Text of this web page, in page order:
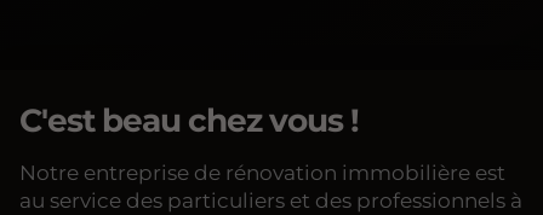
C'est beau chez vous !
Notre entreprise de rénovation immobilière est
au service des particuliers et des professionnels à